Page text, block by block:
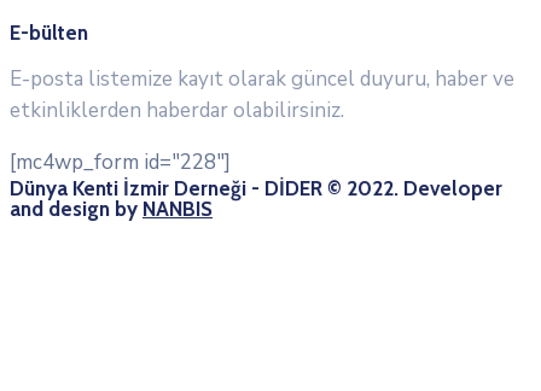
E-bülten
E-posta listemize kayıt olarak güncel duyuru, haber ve
etkinliklerden haberdar olabilirsiniz.
[mc4wp_form id="228"]
Dünya Kenti İzmir Derneği - DİDER © 2022. Developer
and design by NANBIS